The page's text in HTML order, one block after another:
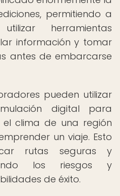
permitiendo a
herramientas
información y tomar
antes de embarcarse
pueden utilizar
digital para
clima de una región
un viaje. Esto
rutas seguras y
los riesgos y
de éxito.